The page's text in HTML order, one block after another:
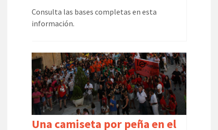
Consulta las bases completas en esta
información.
Una camiseta por peña en el